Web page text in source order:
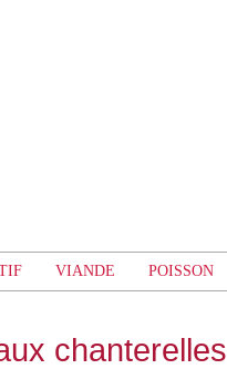
VIANDE POISSON
chanterelles